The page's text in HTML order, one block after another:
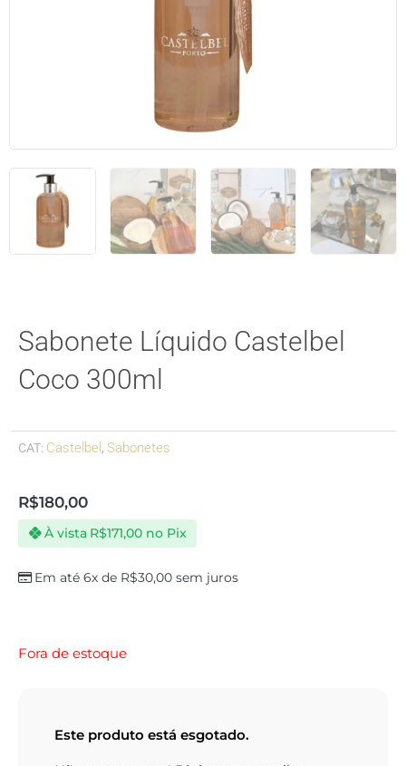
Sabonete Líquido Castelbel
Coco 300ml
CAT: Castelbel , Sabonetes
R$180,00
Em até 6x de R$30,00 sem juros
À vista R$171,00 no Pix
Fora de estoque
Este produto está esgotado.